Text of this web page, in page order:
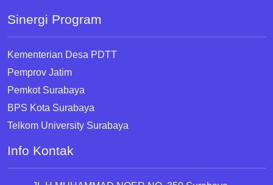
Sinergi Program
Kementerian Desa PDTT
Pemprov Jatim
Pemkot Surabaya
BPS Kota Surabaya
Telkom University Surabaya
Info Kontak